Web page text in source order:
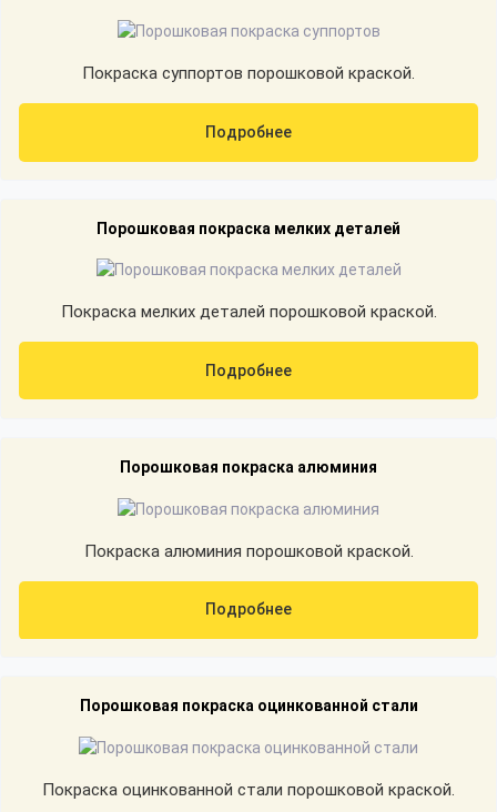
Покраска суппортов порошковой краской.
Подробнее
Порошковая покраска мелких деталей
Покраска мелких деталей порошковой краской.
Подробнее
Порошковая покраска алюминия
Покраска алюминия порошковой краской.
Подробнее
Порошковая покраска оцинкованной стали
Покраска оцинкованной стали порошковой краской.